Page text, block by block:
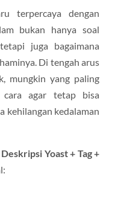
terpercaya dengan
bukan hanya soal
juga bagaimana
Di tengah arus
mungkin yang paling
cara agar tetap bisa
kehilangan kedalaman
Deskripsi Yoast + Tag +